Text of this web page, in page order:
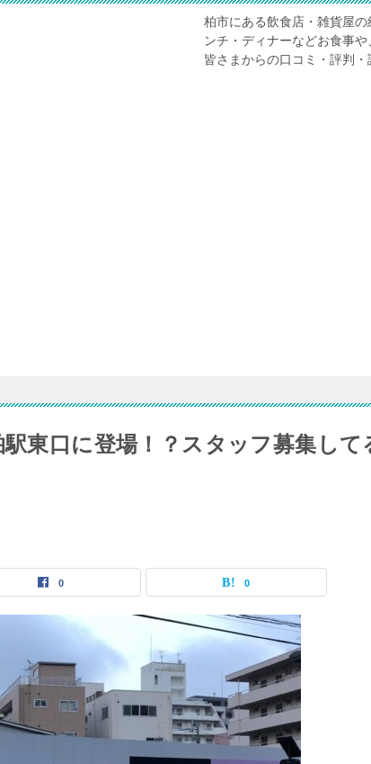
柏市にある飲食店・雑貨屋
ンチ・ディナーなどお食事
皆さまからの口コミ・評判・
駅東口に登場！？スタッフ募集して
0 0